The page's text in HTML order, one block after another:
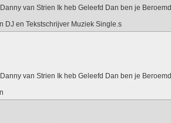
van Strien Ik heb Geleefd Dan ben je Beroemd
DJ en Tekstschrijver Muziek Single.s
van Strien Ik heb Geleefd Dan ben je Beroemd